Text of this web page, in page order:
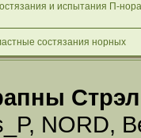
и испытания П-нора
состязания норных
Стрэл
, NORD,